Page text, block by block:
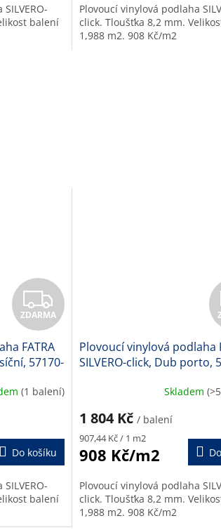
balení
Plovoucí vinylová podlaha
click. Tloušťka 8,2 mm.
1,988 m2. 908 Kč/m2
Z
D
A
R
A
ZDARMA
FATRA
57170-
(1 balení)
Do košíku
balení
Plovoucí vinylová podlaha
SILVERO-click, Dub porto,
Skladem
1 804 Kč / balení
Měrná
cena:
907,44 Kč / 1 m2
908 Kč/m2
Plovoucí vinylová podlaha
click. Tloušťka 8,2 mm.
1,988 m2. 908 Kč/m2